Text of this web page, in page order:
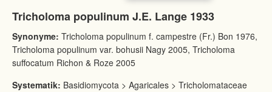
Tricholoma populinum J.E. Lange 1933
Synonyme: Tricholoma populinum f. campestre (Fr.) Bon 1976,
Tricholoma populinum var. bohusii Nagy 2005, Tricholoma
suffocatum Richon & Roze 2005
Systematik: Basidiomycota > Agaricales > Tricholomataceae